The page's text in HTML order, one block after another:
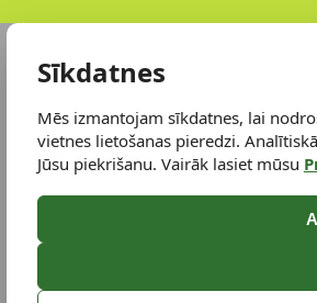
Sīkdatnes
Mēs izmantojam sīkdatnes, lai
vietnes lietošanas pieredzi.
Jūsu piekrišanu. Vairāk lasiet mūsu